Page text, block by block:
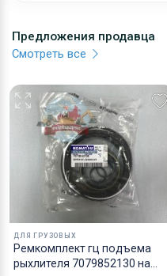
от веса посылки.
заказы. Мы не
заказа и
них. Отправка
хрупких грузов.
Коробки
надежным
Специалисты
мероприятия по
перевозке
Предложения продавца
Смотреть все
ДЛЯ ГРУЗОВЫХ
Ремкомплект гц подъема
рыхлителя 7079852130 на